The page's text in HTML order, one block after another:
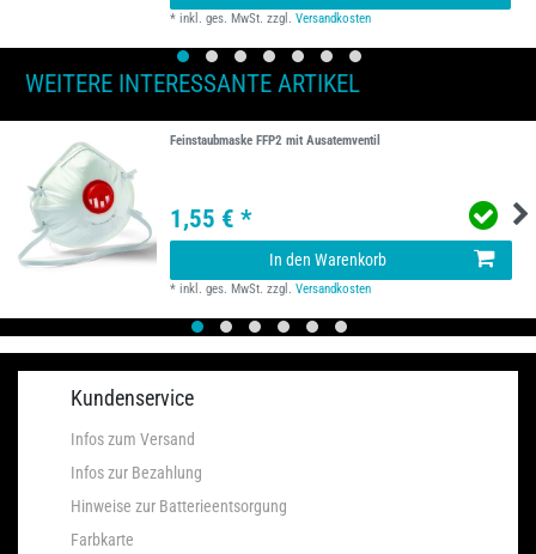
*inkl. ges. MwSt. zzgl.Versandkosten
WEITERE INTERESSANTE ARTIKEL
Feinstaubmaske FFP2 mit Ausatemventil
1,55 € *
In den Warenkorb
*inkl. ges. MwSt. zzgl.Versandkosten
Kundenservice
Infos zum Versand
Infos zur Bezahlung
Hinweise zur Batterieentsorgung
Farbkarte